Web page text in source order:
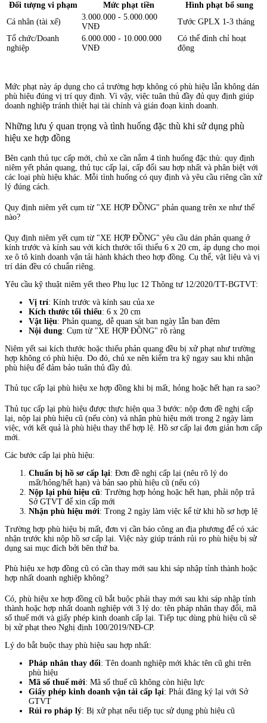
Đối tượng vi phạm Mức phạt tiền
Hình phạt bổ sung
Cá nhân (tài xế)
3.000.000 - 5.000.000
VNĐ
Tước GPLX 1-3 tháng
Tổ chức/Doanh
nghiệp
6.000.000 - 10.000.000
VNĐ
Có thể đình chỉ hoạt
động
Mức phạt này áp dụng cho cả trường hợp không có phù hiệu lẫn không dán
phù hiệu đúng vị trí quy định. Vì vậy, việc tuân thủ đầy đủ quy định giúp
doanh nghiệp tránh thiệt hại tài chính và gián đoạn kinh doanh.
Những lưu ý quan trọng và tình huống đặc thù khi sử dụng phù
hiệu xe hợp đồng
Bên cạnh thủ tục cấp mới, chủ xe cần nắm 4 tình huống đặc thù: quy định
niêm yết phản quang, thủ tục cấp lại, cấp đổi sau hợp nhất và phân biệt với
các loại phù hiệu khác. Mỗi tình huống có quy định và yêu cầu riêng cần xử
lý đúng cách.
Quy định niêm yết cụm từ "XE HỢP ĐỒNG" phản quang trên xe như thế
nào?
Quy định niêm yết cụm từ "XE HỢP ĐỒNG" yêu cầu dán phản quang ở
kính trước và kính sau với kích thước tối thiểu 6 x 20 cm, áp dụng cho mọi
xe ô tô kinh doanh vận tải hành khách theo hợp đồng. Cụ thể, vật liệu và vị
trí dán đều có chuẩn riêng.
Yêu cầu kỹ thuật niêm yết theo Phụ lục 12 Thông tư 12/2020/TT-BGTVT:
Vị trí: Kính trước và kính sau của xe
Kích thước tối thiểu: 6 x 20 cm
Vật liệu: Phản quang, dễ quan sát ban ngày lẫn ban đêm
Nội dung: Cụm từ "XE HỢP ĐỒNG" rõ ràng
Niêm yết sai kích thước hoặc thiếu phản quang đều bị xử phạt như trường
hợp không có phù hiệu. Do đó, chủ xe nên kiểm tra kỹ ngay sau khi nhận
phù hiệu để đảm bảo tuân thủ đầy đủ.
Thủ tục cấp lại phù hiệu xe hợp đồng khi bị mất, hỏng hoặc hết hạn ra sao?
Thủ tục cấp lại phù hiệu được thực hiện qua 3 bước: nộp đơn đề nghị cấp
lại, nộp lại phù hiệu cũ (nếu còn) và nhận phù hiệu mới trong 2 ngày làm
việc, với kết quả là phù hiệu thay thế hợp lệ. Hồ sơ cấp lại đơn giản hơn cấp
mới.
Các bước cấp lại phù hiệu:
Chuẩn bị hồ sơ cấp lại: Đơn đề nghị cấp lại (nêu rõ lý do
mất/hỏng/hết hạn) và bản sao phù hiệu cũ (nếu có)
Nộp lại phù hiệu cũ: Trường hợp hỏng hoặc hết hạn, phải nộp trả
Sở GTVT để xin cấp mới
Nhận phù hiệu mới: Trong 2 ngày làm việc kể từ khi hồ sơ hợp lệ
Trường hợp phù hiệu bị mất, đơn vị cần báo công an địa phương để có xác
nhận trước khi nộp hồ sơ cấp lại. Việc này giúp tránh rủi ro phù hiệu bị sử
dụng sai mục đích bởi bên thứ ba.
Phù hiệu xe hợp đồng cũ có cần thay mới sau khi sáp nhập tỉnh thành hoặc
hợp nhất doanh nghiệp không?
Có, phù hiệu xe hợp đồng cũ bắt buộc phải thay mới sau khi sáp nhập tỉnh
thành hoặc hợp nhất doanh nghiệp với 3 lý do: tên pháp nhân thay đổi, mã
số thuế mới và giấy phép kinh doanh cấp lại. Tiếp tục dùng phù hiệu cũ sẽ
bị xử phạt theo Nghị định 100/2019/NĐ-CP.
Lý do bắt buộc thay phù hiệu sau hợp nhất:
Pháp nhân thay đổi: Tên doanh nghiệp mới khác tên cũ ghi trên
phù hiệu
Mã số thuế mới: Mã số thuế cũ không còn hiệu lực
Giấy phép kinh doanh vận tải cấp lại: Phải đăng ký lại với Sở
GTVT
Rủi ro pháp lý: Bị xử phạt nếu tiếp tục sử dụng phù hiệu cũ